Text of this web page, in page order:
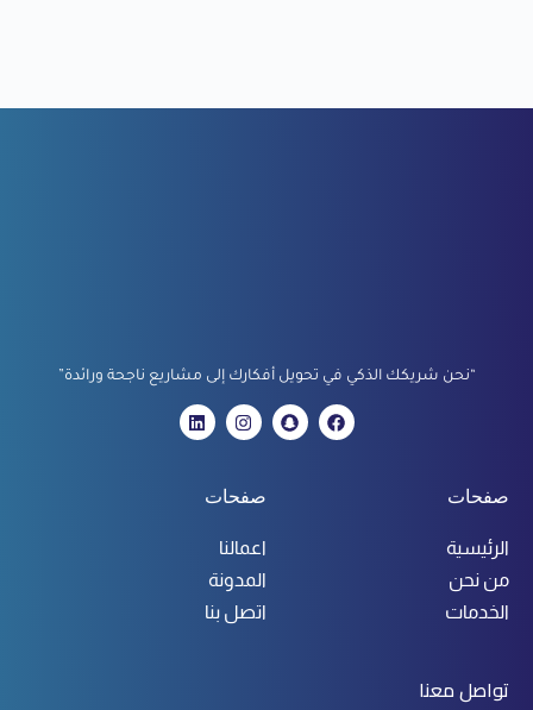
“نحن شريكك الذكي في تحويل أفكارك إلى مشاريع ناجحة ورائدة”
صفحات
الرئيسية
من نحن
الخدمات
صفحات
اعمالنا
المدونة
اتصل بنا
تواصل معنا